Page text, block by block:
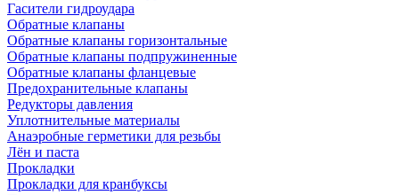
Гасители гидроудара
Обратные клапаны
Обратные клапаны горизонтальные
Обратные клапаны подпружиненные
Обратные клапаны фланцевые
Предохранительные клапаны
Редукторы давления
Уплотнительные материалы
Анаэробные герметики для резьбы
Лён и паста
Прокладки
Прокладки для кранбуксы